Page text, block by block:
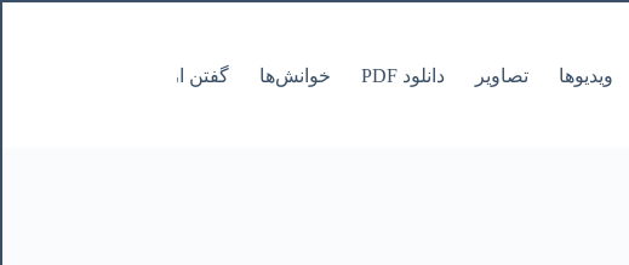
ویدیوها تصاویر دانلود PDF خوانش‌ها گفتن از نانوشتنی